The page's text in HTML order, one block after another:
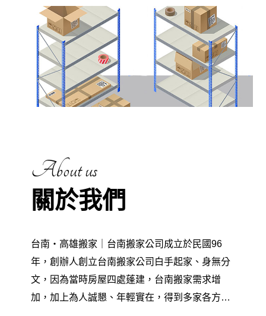
About us
關於我們
台南‧高雄搬家｜台南搬家公司成立於民國96
年，創辦人創立台南搬家公司白手起家、身無分
文，因為當時房屋四處蓬建，台南搬家需求增
加，加上為人誠懇、年輕實在，得到多家各方各